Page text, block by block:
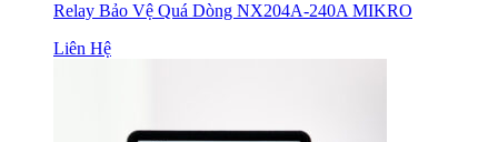
Relay Bảo Vệ Quá Dòng NX204A-240A MIKRO
Liên Hệ